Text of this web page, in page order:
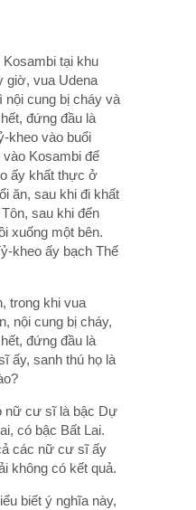
tại khu
giờ, vua Udena
nội cung bị cháy và
đứng đầu là
kheo vào buổi
Kosambi để
ấy khất thực ở
ăn, sau khi đi khất
sau khi đến
xuống một bên.
kheo ấy bạch Thế
trong khi vua
nội cung bị cháy,
đứng đầu là
ấy, sanh thú họ là
nữ cư sĩ là bậc Dự
có bậc Bất Lai.
các nữ cư sĩ ấy
không có kết quả.
biết ý nghĩa này,